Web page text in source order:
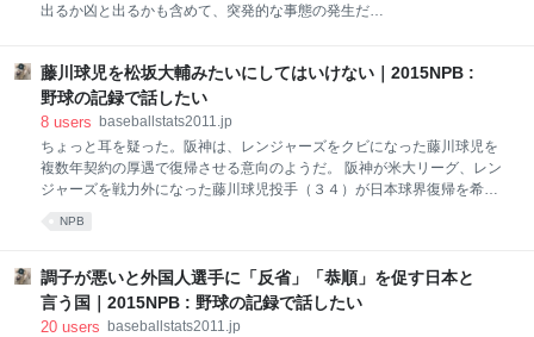
戦をするのは、地域の人々へのサービスだということ
はわかる。 日頃、テレビでしか見ることができないプ
ロ野球を、生で観戦できるのは、良いことだとは思
う。 し
出るか凶と出るかも含めて、突発的な事態の発生だっ
成してアメリカの独立リーグで交流戦を行う。 すでに
選抜チームは発表され、6月6日には壮行記者会見を行
う予定だったが、その矢先に藤川のニュースが降って
きたのだ。 ある意味で、四国は今年最大のニュースを
発表するタイミングで、派手な花火に目くらましを喰
らったような形になった。メディアは6日の壮行会よ
から四国アイランドリーグplusは「興行収益に頼らな
ー系など企業経営のプロが揃っている。興行収益だけ
でなく、スポンサー収入や自治体との連携など、収益
構
藤川球児を松坂大輔みたいにしてはいけない｜2015NPB :
野球の記録で話したい
8 users baseballstats2011.jp
ちょっと耳を疑った。阪神は、レンジャーズをクビになった藤川球児を
複数年契約の厚遇で復帰させる意向のようだ。 阪神が米大リーグ、レン
ジャーズを戦力外になった藤川球児投手（３４）が日本球界復帰を希望
ルペンを支えた功労者で“球団の至宝”でもある球児に対して、最大限の
誠意を示す考えだ。 最近、私は山﨑武司氏にインタビューをした。山﨑
氏は最晩年、中日と契約する運びとなって、経営陣に「200万でも300万
NPB
調子が悪いと外国人選手に「反省」「恭順」を促す日本と
言う国｜2015NPB : 野球の記録で話したい
20 users baseballstats2011.jp